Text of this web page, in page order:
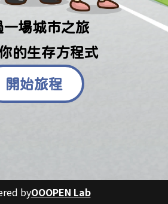
一場城市之旅
的生存方程式
開始旅程
byOOOPEN Lab